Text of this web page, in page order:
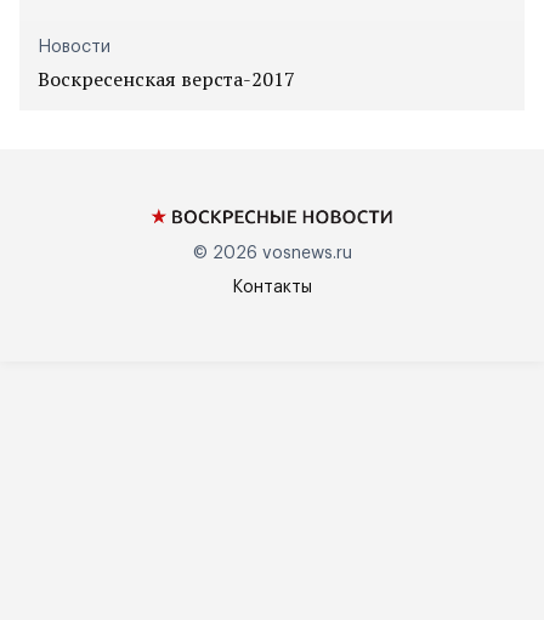
Новости
Воскресенская верста-2017
© 2026 vosnews.ru
Контакты